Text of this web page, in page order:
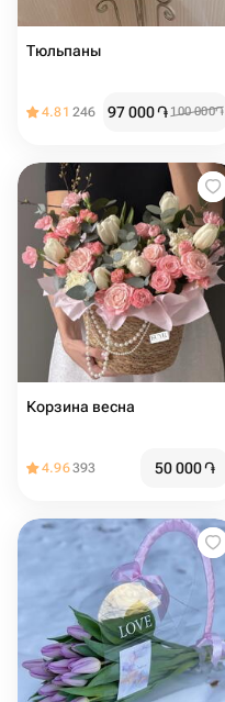
Тюльпаны
4.81 246 97 000֏ 100 000֏
Корзина весна
4.96393 50 000֏